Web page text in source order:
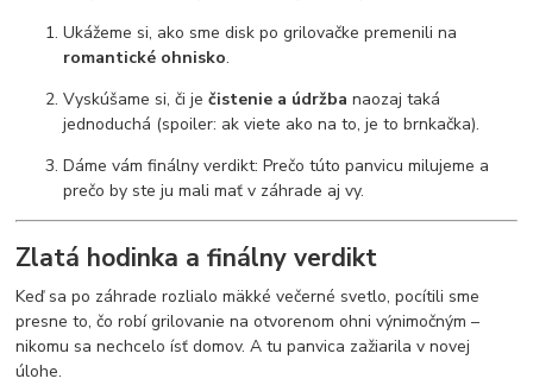
Ukážeme si, ako sme disk po grilovačke premenili na
romantické ohnisko.
Vyskúšame si, či ječistenie a údržba naozaj taká
jednoduchá (spoiler: ak viete ako na to, je to brnkačka).
Dáme vám finálny verdikt: Prečo túto panvicu milujeme a
prečo by ste ju mali mať v záhrade aj vy.
Zlatá hodinka a finálny verdikt
Keď sa po záhrade rozlialo mäkké večerné svetlo, pocítili sme
presne to, čo robí grilovanie na otvorenom ohni výnimočným –
nikomu sa nechcelo ísť domov. A tu panvica zažiarila v novej
úlohe.